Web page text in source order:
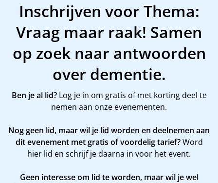
Inschrijven voor Thema:
Vraag maar raak! Samen
op zoek naar antwoorden
over dementie.
Ben je al lid?Log je in om gratis of met korting deel te
nemen aan onze evenementen.
Nog geen lid, maar wil je lid worden en deelnemen aan
dit evenement met gratis of voordelig tarief?Word
hier lid en schrijf je daarna in voor het event.
Geen interesse om lid te worden, maar wil je wel